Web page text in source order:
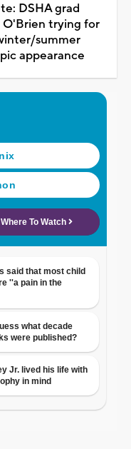
DSHA grad
O'Brien trying for
summer
appearance